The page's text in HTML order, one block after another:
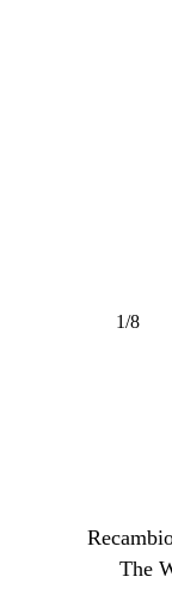
1/8
The